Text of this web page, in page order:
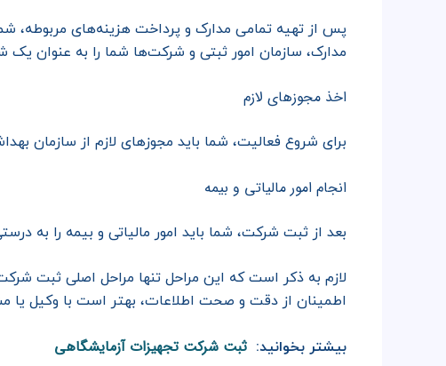
پس از تهیه تمامی مدارک و پرداخت هزینه‌های مربوطه،
مدارک، سازمان امور ثبتی و شرکت‌ها شما را به عنوان
اخذ مجوز‌های لازم
برای شروع فعالیت، شما باید مجوزهای لازم از سازمان
انجام امور مالیاتی و بیمه
بعد از ثبت شرکت، شما باید امور مالیاتی و بیمه را به
لازم به ذکر است که این مراحل تنها مراحل اصلی ثبت
اطمینان از دقت و صحت اطلاعات، بهتر است با وکیل یا
بیشتر بخوانید: ثبت شرکت تجهیزات آزمایشگاهی